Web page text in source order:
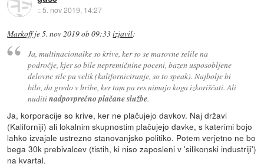
::5. nov 2019, 14:27
Markoffje5. nov 2019 ob 09:33izjavil:
Ja, multinacionalke so krive, ker so se masovne selile na
področje, kjer so bile nepremičnine poceni, bazen usposobljene
delovne sile pa velik (kaliforniciranje, so to speak). Najbolje bi
bilo, da gredo v hribe, ker tam pa res nimajo koga izkoriščati. Ali
nuditinadpovprečno plačane službe.
Ja, korporacije so krive, ker ne plačujejo davkov. Naj državi
(Kaliforniji) ali lokalnim skupnostim plačujejo davke, s katerimi bojo
lahko izvajale ustrezno stanovanjsko politiko. Potem verjetno ne bo
bega 30k prebivalcev (tistih, ki niso zaposleni v 'silikonski industriji')
na kvartal.